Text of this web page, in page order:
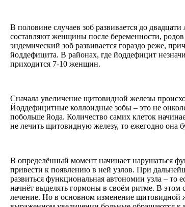
В половине случаев зоб развивается до
составляют женщины после беременности,
эндемический зоб развивается гораздо реже,
йоддефицита. В районах, где йоддефицит
приходится 7-10 женщин.
Сначала увеличение щитовидной железы
Йоддефицитные коллоидные зобы – это не
побольше йода. Количество самих клеток
не лечить щитовидную железу, то ежегодно она
В определённый момент начинает нарушаться
привести к появлению в ней узлов. При
развиться функциональная автономии узла – то
начнёт выделять гормоны в своём ритме. В этом
лечение. Но в основном изменение щитовидной